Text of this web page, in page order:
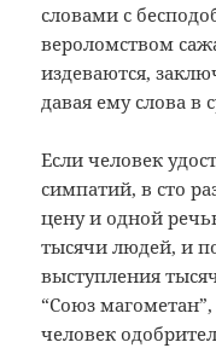
словами с
вероломством
издеваются,
давая ему слова в
Если человек
симпатий, в сто
цену и одной
тысячи людей, и
выступления
“Союз
человек